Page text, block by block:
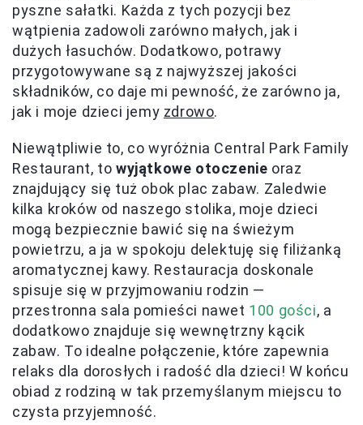
pyszne sałatki. Każda z tych pozycji bez
wątpienia zadowoli zarówno małych, jak i
dużych łasuchów. Dodatkowo, potrawy
przygotowywane są z najwyższej jakości
składników, co daje mi pewność, że zarówno ja,
jak i moje dzieci jemy zdrowo.
Niewątpliwie to, co wyróżnia Central Park Family
Restaurant, to wyjątkowe otoczenie oraz
znajdujący się tuż obok plac zabaw. Zaledwie
kilka kroków od naszego stolika, moje dzieci
mogą bezpiecznie bawić się na świeżym
powietrzu, a ja w spokoju delektuję się filiżanką
aromatycznej kawy. Restauracja doskonale
spisuje się w przyjmowaniu rodzin —
przestronna sala pomieści nawet 100 gości, a
dodatkowo znajduje się wewnętrzny kącik
zabaw. To idealne połączenie, które zapewnia
relaks dla dorosłych i radość dla dzieci! W końcu
obiad z rodziną w tak przemyślanym miejscu to
czysta przyjemność.